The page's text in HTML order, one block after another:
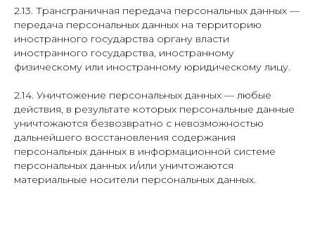
2.13. Трансграничная передача персональных данных —
передача персональных данных на территорию
иностранного государства органу власти
иностранного государства, иностранному
физическому или иностранному юридическому лицу.
2.14. Уничтожение персональных данных — любые
действия, в результате которых персональные данные
уничтожаются безвозвратно с невозможностью
дальнейшего восстановления содержания
персональных данных в информационной системе
персональных данных и/или уничтожаются
материальные носители персональных данных.